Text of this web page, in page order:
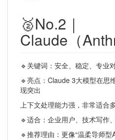
🥈No.2｜
Claude（
🔹关键词：安全、稳定、专业
🔹亮点：Claude 3大模型在思
现突出
上下文处理能力强，非常适合
🔹适合：企业用户、技术写作
🔹推荐理由：更像“温柔导师型